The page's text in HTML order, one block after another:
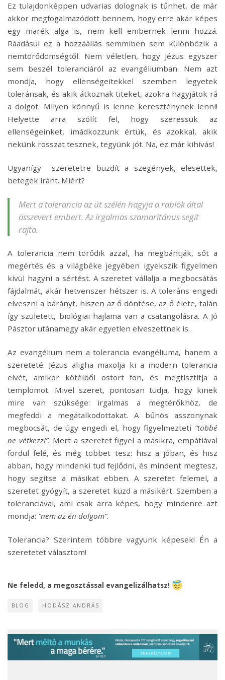
Ez tulajdonképpen udvarias dolognak is tűnhet, de már
akkor megfogalmazódott bennem, hogy erre akár képes
egy marék alga is, nem kell embernek lenni hozzá.
Ráadásul ez a hozzáállás semmiben sem különbözik a
nemtörődömségtől. Nem véletlen, hogy Jézus egyszer
sem beszél toleranciáról az evangéliumban. Nem azt
mondja, hogy ellenségeitekkel szemben legyetek
toleránsak, és akik átkoznak titeket, azokra hagyjátok rá
a dolgot. Milyen könnyű is lenne kereszténynek lenni!
Helyette arra szólít fel, hogy szeressük az
ellenségeinket, imádkozzunk értük, és azokkal, akik
nekünk rosszat tesznek, tegyünk jót. Na, ez már kihívás!
Ugyanígy szeretetre buzdít a szegények, elesettek,
betegek iránt. Miért?
Mert a tolerancia az út szélén hagyja a rablók által
összevert embert. Az irgalmas szamaritánus segít
rajta.
A tolerancia nem törődik azzal, ha megbántják, sőt a
megértés és a világbéke jegyében igyekszik figyelmen
kívül hagyni a sértést. A szeretet vállalja a megbocsátás
fájdalmát, akár hetvenszer hétszer is. A toleráns engedi
elveszni a bárányt, hiszen az ő döntése, az ő élete, talán
így született, biológiai hajlama van a csatangolásra. A Jó
Pásztor utánamegy akár egyetlen elveszettnek is.
Az evangélium nem a tolerancia evangéliuma, hanem a
szereteté. Jézus aligha maxolja ki a modern tolerancia
elvét, amikor kötélből ostort fon, és megtisztítja a
templomot. Mivel szeret, pontosan tudja, hogy kinek
mire van szüksége: irgalmas a megtérőkhöz, de
megfeddi a megátalkodottakat. A bűnös asszonynak
megbocsát, de úgy engedi el, hogy figyelmezteti “többé
ne vétkezz!”. Mert a szeretet figyel a másikra, empátiával
fordul felé, és még többet tesz: hisz a jóban, és hisz
abban, hogy mindenki tud fejlődni, és mindent megtesz,
hogy segítse a másikat ebben. A szeretet felemel, a
szeretet gyógyít, a szeretet küzd a másikért. Szemben a
toleranciával, ami csak arra képes, hogy mindenre azt
mondja: “nem az én dolgom”.
Tolerancia? Szerintem többre vagyunk képesek! Én a
szeretetet választom!
Ne feledd, a megosztással evangelizálhatsz!
BLOG HODÁSZ ANDRÁS